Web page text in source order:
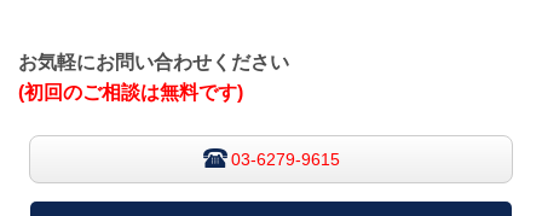
お気軽にお問い合わせください
(初回のご相談は無料です)
03-6279-9615